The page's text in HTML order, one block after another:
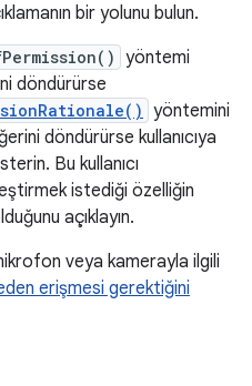
bir yolunu bulun.
yöntemi
döndürürse
yöntemini
döndürürse kullanıcıya
Bu kullanıcı
istediği özelliğin
açıklayın.
veya kamerayla ilgili
erişmesi gerektiğini